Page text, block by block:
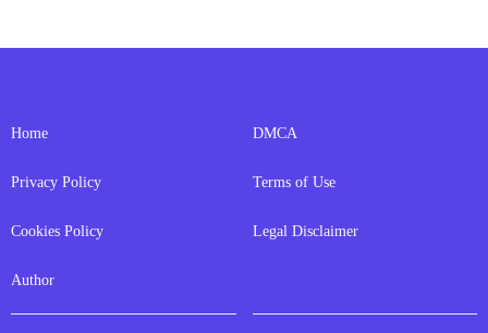
Home
Privacy Policy
Cookies Policy
Author
DMCA
Terms of Use
Legal Disclaimer